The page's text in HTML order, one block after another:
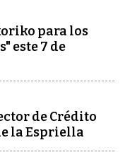
para los
este 7 de
de Crédito
la Espriella